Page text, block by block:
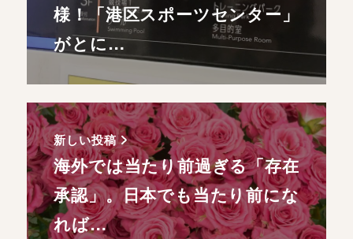
様！「港区スポーツセンター」
がとに…
新しい投稿
海外では当たり前過ぎる「存在
承認」。日本でも当たり前にな
れば…